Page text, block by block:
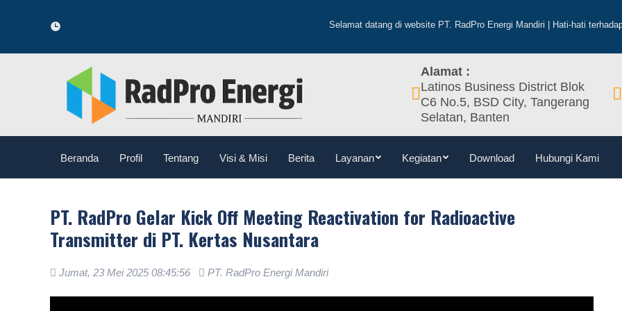
Selamat datang di website PT. RadPro Energi Mandiri | Hati-hati terhadap
Alamat :
Latinos Business District Blok
C6 No.5, BSD City, Tangerang
Selatan, Banten
Beranda Profil Tentang Visi & Misi Berita Layanan Kegiatan Download Hubungi Kami
PT. RadPro Gelar Kick Off Meeting Reactivation for Radioactive
Transmitter di PT. Kertas Nusantara
Jumat, 23 Mei 2025 08:45:56
PT. RadPro Energi Mandiri
Beranda Profil Tentang Visi & Misi Berita